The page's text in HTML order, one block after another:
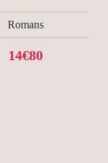
Romans
14€80